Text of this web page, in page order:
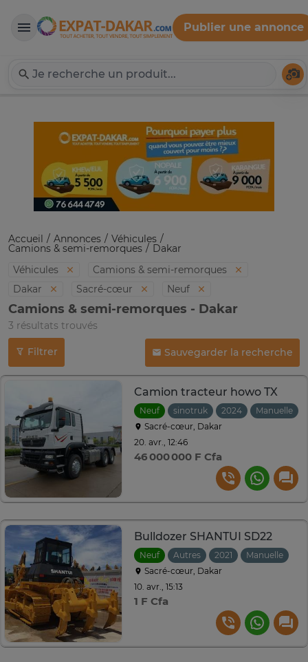
Expat-Dakar
Publier une annonce
Accueil Annonces Véhicules
Camions & semi-remorques
Dakar
Véhicules
Camions & semi-remorques
Dakar
Sacré-cœur Neuf
Camions & semi-remorques - Dakar
3 résultats trouvés
Filtrer Sauvegarder la recherche
Camion tracteur howo TX
Neuf sinotruk 2024
Manuelle
Sacré-cœur, Dakar
20. avr., 12:46
46 000 000 F Cfa
Bulldozer SHANTUI SD22
Neuf Autres 2021
Manuelle
Sacré-cœur, Dakar
10. avr., 15:13
1 F Cfa